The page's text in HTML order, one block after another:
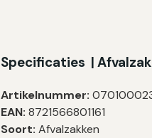
Specificaties |
Artikelnummer:
EAN:8721566801161
Soort: Afvalzakken